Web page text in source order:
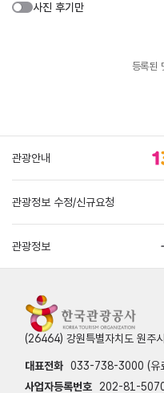
사진 후기만
등록된
관광안내
관광정보 수정/신규요청
관광정보
(26464) 강원특별자치도 원주
대표전화 033-738-3000 (유
사업자등록번호
202-81-